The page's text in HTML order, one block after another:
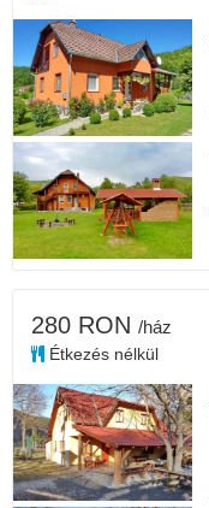
280 RON /ház
Étkezés nélkül